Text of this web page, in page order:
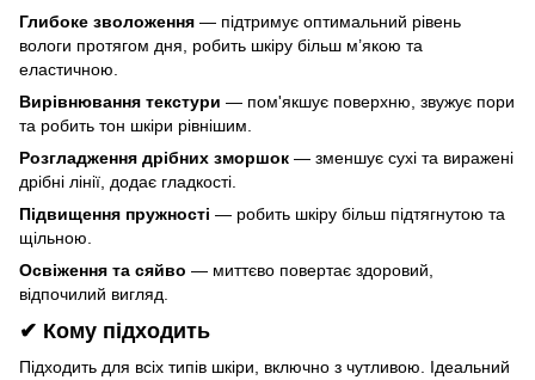
Глибоке зволоження — підтримує оптимальний рівень
вологи протягом дня, робить шкіру більш м’якою та
еластичною.
Вирівнювання текстури — пом'якшує поверхню, звужує пори
та робить тон шкіри рівнішим.
Розгладження дрібних зморшок — зменшує сухі та виражені
дрібні лінії, додає гладкості.
Підвищення пружності — робить шкіру більш підтягнутою та
щільною.
Освіження та сяйво — миттєво повертає здоровий,
відпочилий вигляд.
✔ Кому підходить
Підходить для всіх типів шкіри, включно з чутливою. Ідеальний